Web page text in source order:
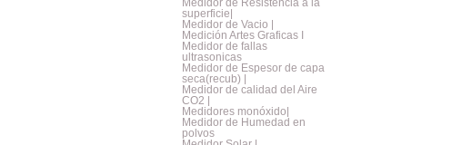
Medidor de Resistencia a la
superficie|
Medidor de Vacio |
Medición Artes Graficas I
Medidor de fallas
ultrasonicas
Medidor de Espesor de capa
seca(recub) |
Medidor de calidad del Aire
CO2 |
Medidores monóxido|
Medidor de Humedad en
polvos